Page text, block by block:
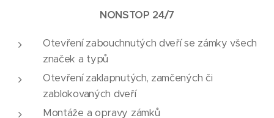
NONSTOP 24/7
Otevření zabouchnutých dveří se zámky všech
značek a typů
Otevření zaklapnutých, zamčených či
zablokovaných dveří
Montáže a opravy zámků